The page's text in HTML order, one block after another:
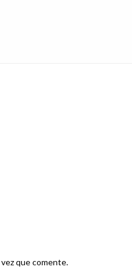
que comente.